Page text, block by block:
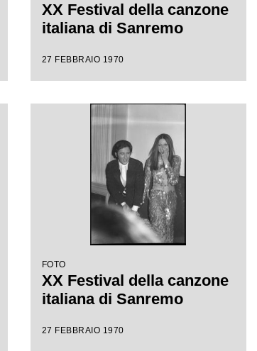
XX Festival della canzone
italiana di Sanremo
27 FEBBRAIO 1970
FOTO
XX Festival della canzone
italiana di Sanremo
27 FEBBRAIO 1970